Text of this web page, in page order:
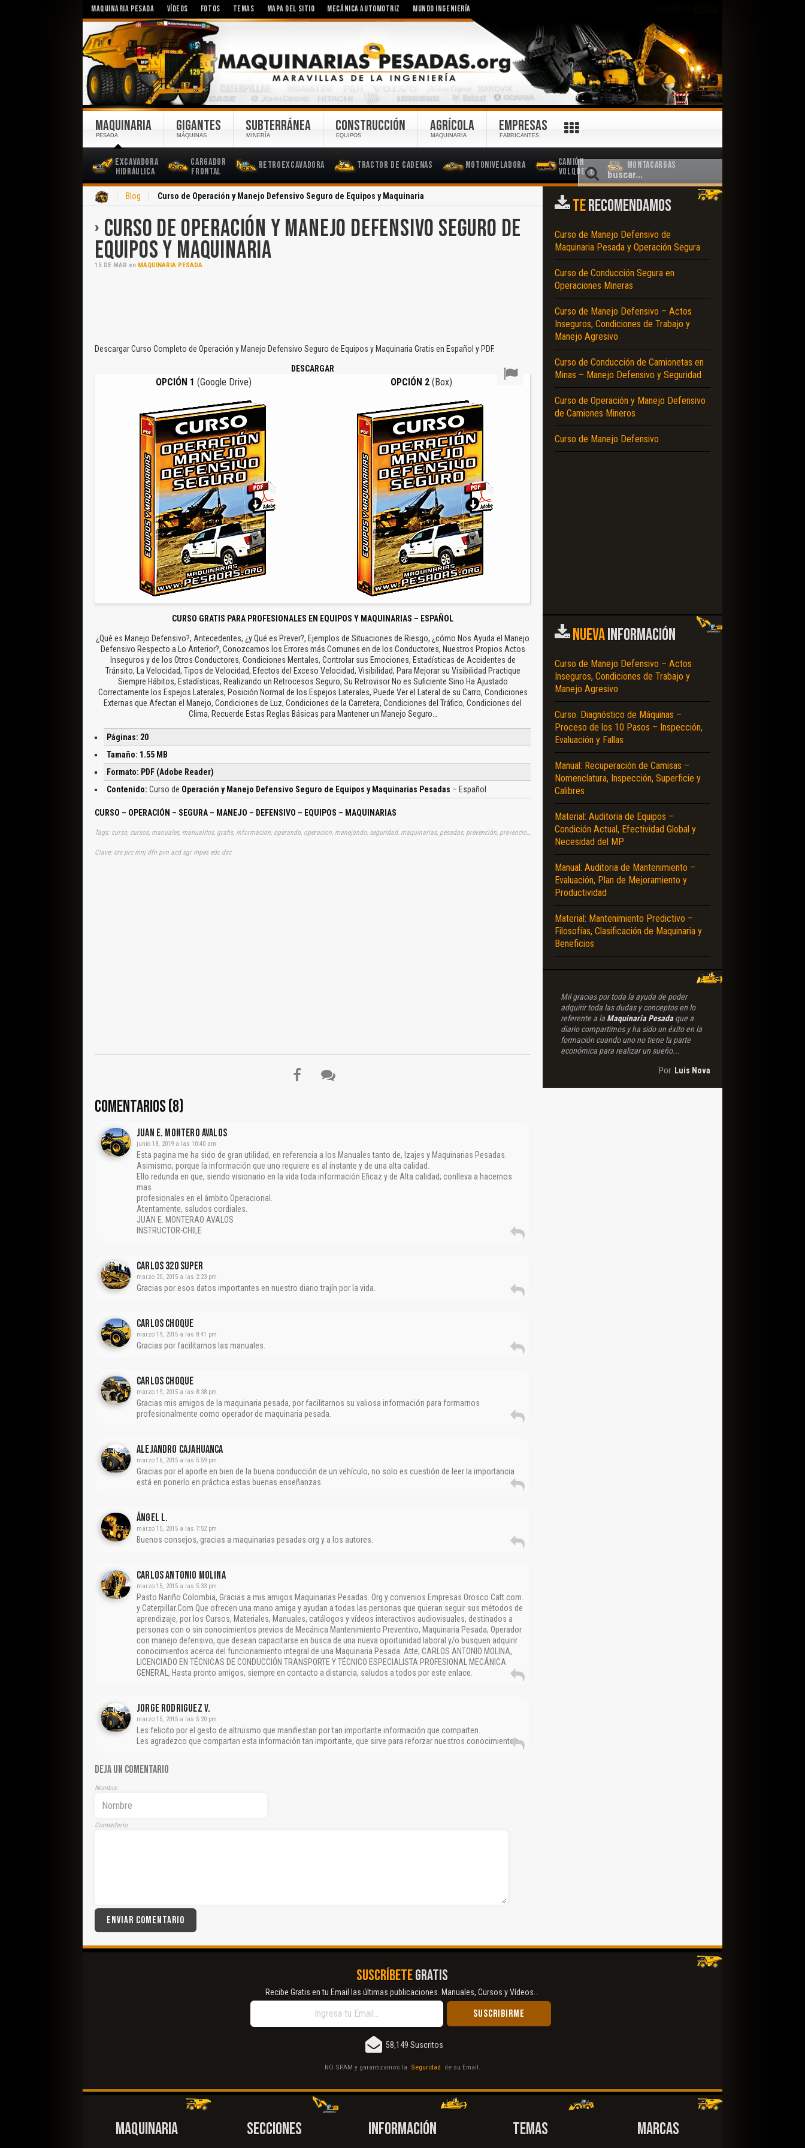
MAQUINARIA PESADA VÍDEOS FOTOS TEMAS MAPA DEL SITIO MECÁNICA AUTOMOTRIZ MUNDO INGENIERÍA
MAQUINARIA
PESADA
Excavadora
Hidráulica
Cargador
Frontal
Retroexcavadora Tractor de Cadenas Motoniveladora
Camión
Volquete
Montacargas
GIGANTES
MÁQUINAS
SUBTERRÁNEA
MINERÍA
CONSTRUCCIÓN
EQUIPOS
AGRÍCOLA
MAQUINARIA
EMPRESAS
FABRICANTES
Blog Curso de Operación y Manejo Defensivo Seguro de Equipos y Maquinaria
CURSO DE OPERACIÓN Y MANEJO DEFENSIVO SEGURO DE
EQUIPOS Y MAQUINARIA
15 DE MAR en MAQUINARIA PESADA
Descargar Curso Completo de Operación y Manejo Defensivo Seguro de Equipos y Maquinaria Gratis en Español y PDF.
DESCARGAR
OPCIÓN 1 (Google Drive) OPCIÓN 2(Box)
CURSO GRATIS PARA PROFESIONALES EN EQUIPOS Y MAQUINARIAS – ESPAÑOL
¿Qué es Manejo Defensivo?, Antecedentes, ¿y Qué es Prever?, Ejemplos de Situaciones de Riesgo, ¿cómo Nos Ayuda el Manejo
Defensivo Respecto a Lo Anterior?, Conozcamos los Errores más Comunes en de los Conductores, Nuestros Propios Actos
Inseguros y de los Otros Conductores, Condiciones Mentales, Controlar sus Emociones, Estadísticas de Accidentes de
Tránsito, La Velocidad, Tipos de Velocidad, Efectos del Exceso Velocidad, Visibilidad, Para Mejorar su Visibilidad Practique
Siempre Hábitos, Estadísticas, Realizando un Retrocesos Seguro, Su Retrovisor No es Suficiente Sino Ha Ajustado
Correctamente los Espejos Laterales, Posición Normal de los Espejos Laterales, Puede Ver el Lateral de su Carro, Condiciones
Externas que Afectan el Manejo, Condiciones de Luz, Condiciones de la Carretera, Condiciones del Tráfico, Condiciones del
Clima, Recuerde Estas Reglas Básicas para Mantener un Manejo Seguro…
Páginas: 20
Tamaño: 1.55 MB
Formato: PDF (Adobe Reader)
Contenido: Curso de Operación y Manejo Defensivo Seguro de Equipos y Maquinarias Pesadas – Español
CURSO – OPERACIÓN – SEGURA – MANEJO – DEFENSIVO – EQUIPOS – MAQUINARIAS
Tags: curso, cursos, manuales, manualitos, gratis, informacion, operando, operacion, manejando, seguridad, maquinarias, pesadas, prevención, prevencion, aprender, descargas
Clave: crs prc mnj dfn pvn acd sgr mpes edc dsc
COMENTARIOS (8)
JUAN E. MONTERO AVALOS
junio 18, 2019 a las 10:40 am
Esta pagina me ha sido de gran utilidad, en referencia a los Manuales tanto de, Izajes y Maquinarias Pesadas.
Asimismo, porque la información que uno requiere es al instante y de una alta calidad.
Ello redunda en que, siendo visionario en la vida toda información Eficaz y de Alta calidad; conlleva a hacernos
mas
profesionales en el ámbito Operacional.
Atentamente, saludos cordiales.
JUAN E. MONTERAO AVALOS
INSTRUCTOR-CHILE
Carlos 320 Super
marzo 20, 2015 a las 2:23 pm
Gracias por esos datos importantes en nuestro diario trajín por la vida.
Carlos Choque
marzo 19, 2015 a las 8:41 pm
Gracias por facilitarnos las manuales.
Carlos Choque
marzo 19, 2015 a las 8:38 pm
Gracias mis amigos de la maquinaria pesada, por facilitarnos su valiosa información para formarnos
profesionalmente como operador de maquinaria pesada.
Alejandro Cajahuanca
marzo 16, 2015 a las 5:59 pm
Gracias por el aporte en bien de la buena conducción de un vehículo, no solo es cuestión de leer la importancia
está en ponerlo en práctica estas buenas enseñanzas.
Ángel L.
marzo 15, 2015 a las 7:52 pm
Buenos consejos, gracias a maquinarias pesadas.org y a los autores.
Carlos Antonio Molina
marzo 15, 2015 a las 5:33 pm
Pasto Nariño Colombia, Gracias a mis amigos Maquinarias Pesadas. Org y convenios Empresas Orosco Catt.com.
y Caterpillar.Com Que ofrecen una mano amiga y ayudan a todas las personas que quieran seguir sus métodos de
aprendizaje, por los Cursos, Materiales, Manuales, catálogos y vídeos interactivos audiovisuales, destinados a
personas con o sin conocimientos previos de Mecánica Mantenimiento Preventivo, Maquinaria Pesada, Operador
con manejo defensivo, que desean capacitarse en busca de una nueva oportunidad laboral y/o busquen adquirir
conocimientos acerca del funcionamiento integral de una Maquinaria Pesada. Atte; CARLOS ANTONIO MOLINA,
LICENCIADO EN TÉCNICAS DE CONDUCCIÓN TRANSPORTE Y TÉCNICO ESPECIALISTA PROFESIONAL MECÁNICA
GENERAL, Hasta pronto amigos, siempre en contacto a distancia, saludos a todos por este enlace.
Jorge Rodriguez V.
marzo 15, 2015 a las 5:20 pm
Les felicito por el gesto de altruismo que manifiestan por tan importante información que comparten.
Les agradezco que compartan esta información tan importante, que sirve para reforzar nuestros conocimientos.
DEJA UN COMENTARIO
Nombre
Comentario
TERECOMENDAMOS
Curso de Manejo Defensivo de
Maquinaria Pesada y Operación Segura
Curso de Conducción Segura en
Operaciones Mineras
Curso de Manejo Defensivo – Actos
Inseguros, Condiciones de Trabajo y
Manejo Agresivo
Curso de Conducción de Camionetas en
Minas – Manejo Defensivo y Seguridad
Curso de Operación y Manejo Defensivo
de Camiones Mineros
Curso de Manejo Defensivo
NUEVAINFORMACIÓN
Curso de Manejo Defensivo – Actos
Inseguros, Condiciones de Trabajo y
Manejo Agresivo
Curso: Diagnóstico de Máquinas –
Proceso de los 10 Pasos – Inspección,
Evaluación y Fallas
Manual: Recuperación de Camisas –
Nomenclatura, Inspección, Superficie y
Calibres
Material: Auditoria de Equipos –
Condición Actual, Efectividad Global y
Necesidad del MP
Manual: Auditoria de Mantenimiento –
Evaluación, Plan de Mejoramiento y
Productividad
Material: Mantenimiento Predictivo –
Filosofías, Clasificación de Maquinaria y
Beneficios
Mil gracias por toda la ayuda de poder
adquirir toda las dudas y conceptos en lo
referente a la Maquinaria Pesadaque a
diario compartimos y ha sido un éxito en la
formación cuando uno no tiene la parte
económica para realizar un sueño...
Por: Luis Nova
SUSCRÍBETEGRATIS
Recibe Gratis en tu Email las últimas publicaciones. Manuales, Cursos y Vídeos...
58,149 Suscritos
NO SPAM y garantizamos la Seguridad de su Email.
MAQUINARIA SECCIONES INFORMACIÓN TEMAS MARCAS